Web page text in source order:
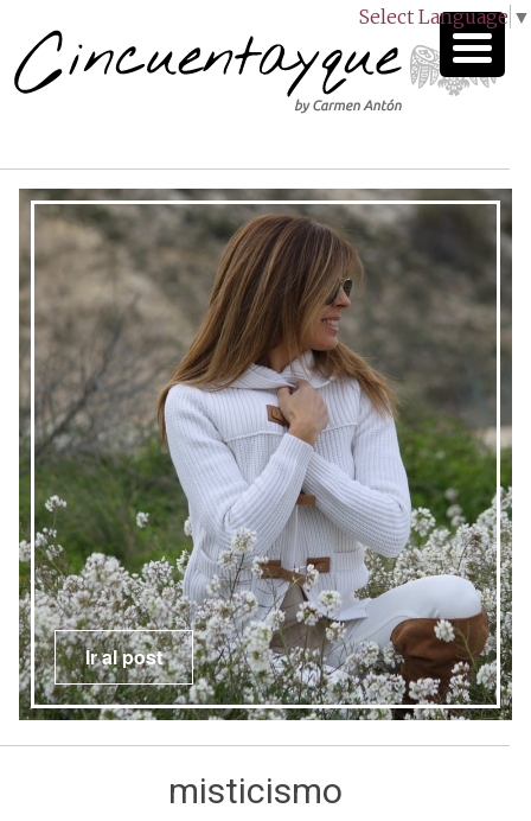
Select Language ▼
Ir al post
misticismo